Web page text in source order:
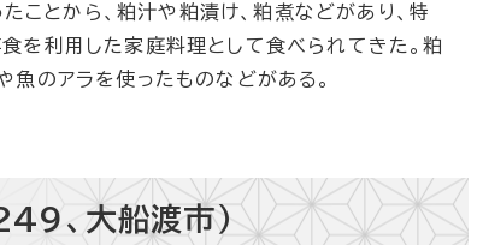
とから、粕汁や粕漬け、粕煮などがあり、特
を利用した家庭料理として食べられてきた。粕
のアラを使ったものなどがある。
、大船渡市）